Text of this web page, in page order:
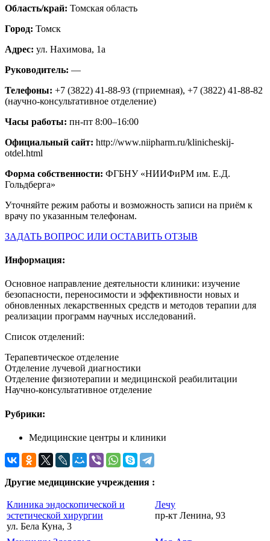
Область/край: Томская область
Город: Томск
Адрес: ул. Нахимова, 1а
Руководитель: —
Телефоны: +7 (3822) 41-88-93 (гприемная), +7 (3822) 41-88-82
(научно-консультативное отделение)
Часы работы: пн-пт 8:00–16:00
Официальный сайт: http://www.niipharm.ru/klinicheskij-
otdel.html
Форма собственности: ФГБНУ «НИИФиРМ им. Е.Д.
Гольдберга»
Уточняйте режим работы и возможность записи на приём к
врачу по указанным телефонам.
ЗАДАТЬ ВОПРОС ИЛИ ОСТАВИТЬ ОТЗЫВ
Информация:
Основное направление деятельности клиники: изучение
безопасности, переносимости и эффективности новых и
обновленных лекарственных средств и методов терапии для
реализации программ научных исследований.
Список отделений:
Терапевтическое отделение
Отделение лучевой диагностики
Отделение физиотерапии и медицинской реабилитации
Научно-консультативное отделение
Рубрики:
Медицинские центры и клиники
Другие медицинские учреждения :
Клиника эндоскопической и
эстетической хирургии
ул. Бела Куна, 3
Лечу
пр-кт Ленина, 93